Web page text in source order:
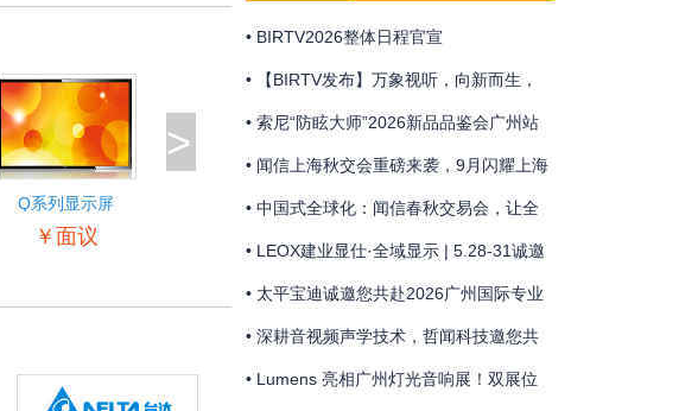
Q系列显示屏
￥面议
>
• BIRTV2026整体日程官宣
• 【BIRTV发布】万象视听，向新而生，
BIRTV2026即将开幕！
• 索尼“防眩大师”2026新品品鉴会广州站
• 闻信上海秋交会重磅来袭，9月闪耀上海
浦东！
• 中国式全球化：闻信春秋交易会，让全
球买家走进来的贸易平台！
• LEOX建业显仕·全域显示 | 5.28-31诚邀
共赴广州国际专业灯光、音响展览会盛宴
• 太平宝迪诚邀您共赴2026广州国际专业
灯光、音响展览会
• 深耕音视频声学技术，哲闻科技邀您共
聚广州声光盛会
• Lumens 亮相广州灯光音响展！双展位